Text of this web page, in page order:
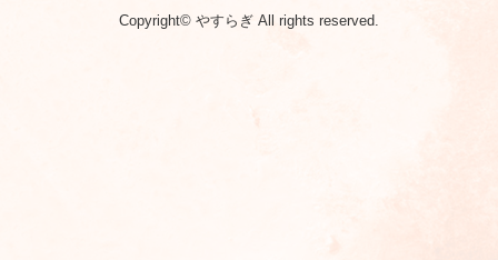
Copyright© やすらぎ All rights reserved.